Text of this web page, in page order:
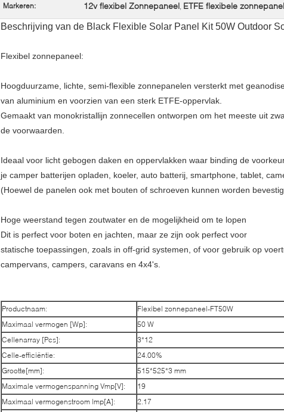
Markeren: 12v flexibel Zonnepaneel, ETFE flexibele
Beschrijving van de Black Flexible Solar Panel Kit 50W Outdoor
Flexibel zonnepaneel:
Hoogduurzame, lichte, semi-flexible zonnepanelen versterkt met
van aluminium en voorzien van een sterk ETFE-oppervlak.
Gemaakt van monokristallijn zonnecellen ontworpen om het meeste uit
de voorwaarden.
Ideaal voor licht gebogen daken en oppervlakken waar binding de
je camper batterijen opladen, koeler, auto batterij, smartphone, tablet,
(Hoewel de panelen ook met bouten of schroeven kunnen worden
Hoge weerstand tegen zoutwater en de mogelijkheid om te lopen
Dit is perfect voor boten en jachten, maar ze zijn ook perfect voor
statische toepassingen, zoals in off-grid systemen, of voor gebruik op
campervans, campers, caravans en 4x4's.
Productnaam:
Flexibel zonnepaneel-FT50W
Maximaal vermogen [Wp]:
50 W
Cellenarray [Pcs]:
3*12
Celle-efficiëntie:
24.00%
Grootte[mm]:
515*525*3 mm
Maximale vermogenspanning Vmp[V]:
19
Maximaal vermogenstroom lmp[A]:
2.17